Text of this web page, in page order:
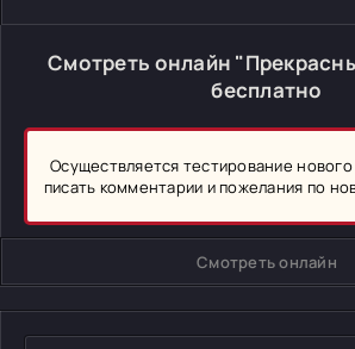
Смотреть онлайн
бесплатно
Осуществляется тестирование
писать комментарии и пожелания по
Смотреть онлайн